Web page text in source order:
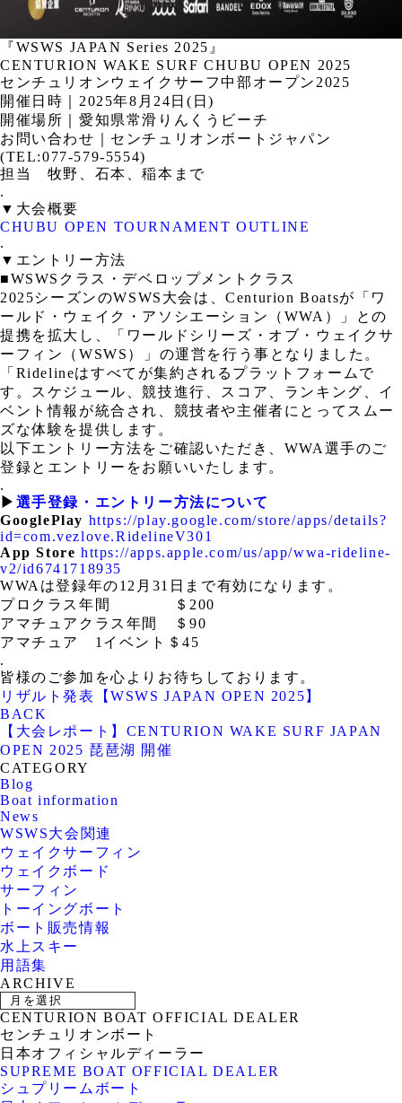
『WSWS JAPAN Series 2025』
CENTURION WAKE SURF CHUBU OPEN 2025
センチュリオンウェイクサーフ中部オープン2025
開催日時｜2025年8月24日(日)
開催場所｜愛知県常滑りんくうビーチ
お問い合わせ｜センチュリオンボートジャパン
(TEL:077-579-5554)
担当 牧野、石本、稲本まで
.
▼大会概要
CHUBU OPEN TOURNAMENT OUTLINE
.
▼エントリー方法
■WSWSクラス・デベロップメントクラス
2025シーズンのWSWS大会は、Centurion Boatsが「ワ
ールド・ウェイク・アソシエーション（WWA）」との
提携を拡大し、「ワールドシリーズ・オブ・ウェイクサ
ーフィン（WSWS）」の運営を行う事となりました。
「Ridelineはすべてが集約されるプラットフォームで
す。スケジュール、競技進行、スコア、ランキング、イ
ベント情報が統合され、競技者や主催者にとってスムー
ズな体験を提供します。
以下エントリー方法をご確認いただき、WWA選手のご
登録とエントリーをお願いいたします。
.
▶︎ 選手登録・エントリー方法について
GooglePlay https://play.google.com/store/apps/details?
id=com.vezlove.RidelineV301
App Store https://apps.apple.com/us/app/wwa-rideline-
v2/id6741718935
WWAは登録年の12月31日まで有効になります。
プロクラス年間 ＄200
アマチュアクラス年間 ＄90
アマチュア 1イベント＄45
.
皆様のご参加を心よりお待ちしております。
リザルト発表【WSWS JAPAN OPEN 2025】
BACK
【大会レポート】CENTURION WAKE SURF JAPAN
OPEN 2025 琵琶湖 開催
CATEGORY
Blog
Boat information
News
WSWS大会関連
ウェイクサーフィン
ウェイクボード
サーフィン
トーイングボート
ボート販売情報
水上スキー
用語集
ARCHIVE
CENTURION BOAT OFFICIAL DEALER
センチュリオンボート
日本オフィシャルディーラー
SUPREME BOAT OFFICIAL DEALER
シュプリームボート